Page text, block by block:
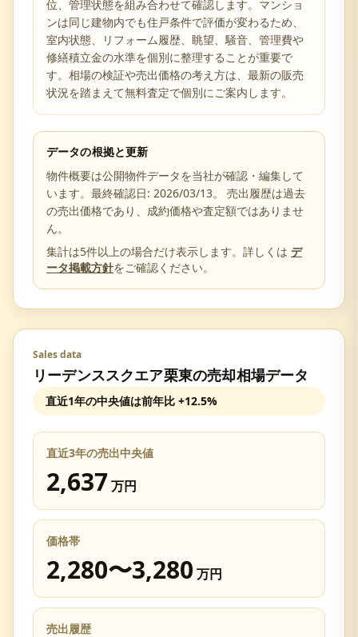
位、管理状態を組み合わせて確認します。マンショ
ンは同じ建物内でも住戸条件で評価が変わるため、
室内状態、リフォーム履歴、眺望、騒音、管理費や
修繕積立金の水準を個別に整理することが重要で
す。相場の検証や売出価格の考え方は、最新の販売
状況を踏まえて無料査定で個別にご案内します。
データの根拠と更新
物件概要は公開物件データを当社が確認・編集して
います。最終確認日: 2026/03/13。 売出履歴は過去
の売出価格であり、成約価格や査定額ではありませ
ん。
集計は5件以上の場合だけ表示します。詳しくは デ
ータ掲載方針をご確認ください。
Sales data
リーデンススクエア栗東の売却相場データ
直近1年の中央値は前年比 +12.5%
直近3年の売出中央値
2,637万円
価格帯
2,280〜3,280 万円
売出履歴